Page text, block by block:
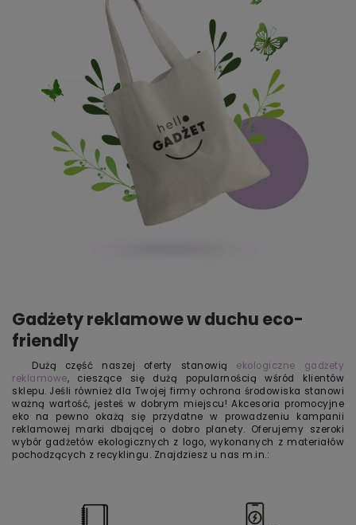
Gadżety reklamowe w duchu eco-
friendly
Dużą część naszej oferty stanowią ekologiczne gadżety
reklamowe, cieszące się dużą popularnością wśród klientów
sklepu. Jeśli również dla Twojej firmy ochrona środowiska stanowi
ważną wartość, jesteś w dobrym miejscu! Akcesoria promocyjne
eko na pewno okażą się przydatne w prowadzeniu kampanii
reklamowej marki dbającej o dobro planety. Oferujemy szeroki
wybór gadżetów ekologicznych z logo, wykonanych z materiałów
pochodzących z recyklingu. Znajdziesz u nas m.in.: